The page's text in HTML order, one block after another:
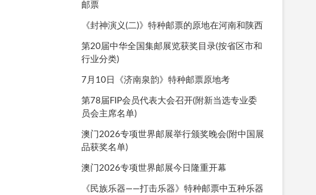
邮票
《封神演义(二)》特种邮票的原地在河南和陕西
第20届中华全国集邮展览获奖目录(按省区市和
行业分类)
7月10日《济南泉韵》特种邮票原地考
第78届FIP会员代表大会召开(附新当选专业委
员会主席名单)
澳门2026专项世界邮展举行颁奖晚会(附中国展
品获奖名单)
澳门2026专项世界邮展今日隆重开幕
《民族乐器——打击乐器》特种邮票中五种乐器